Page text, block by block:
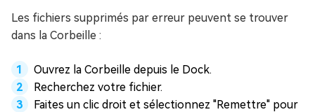
Les fichiers supprimés par erreur peuvent se trouver
dans la Corbeille :
Ouvrez la Corbeille depuis le Dock.
Recherchez votre fichier.
Faites un clic droit et sélectionnez "Remettre" pour